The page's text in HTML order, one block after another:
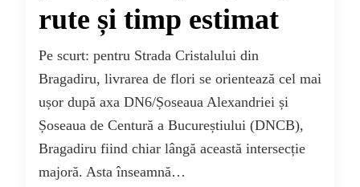
rute și timp estimat
Pe scurt: pentru Strada Cristalului din
Bragadiru, livrarea de flori se orientează cel mai
ușor după axa DN6/Șoseaua Alexandriei și
Șoseaua de Centură a Bucureștiului (DNCB),
Bragadiru fiind chiar lângă această intersecție
majoră. Asta înseamnă…